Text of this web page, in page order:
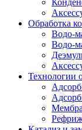
Обработка
Водо-
Водо-
Технологии